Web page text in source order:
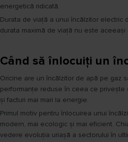
energetică ridicată.
Durata de viață a unui încălzitor electric
durata maximă de viață nu este
Când să înlocuiți un
Oricine are un încălzitor de apă pe gaz
performanțe reduse în ceea ce privește
și facturi mai mari la energie.
Primul motiv pentru înlocuirea unui
modern, mai ecologic și mai eficient.
vedere evoluția uriașă a sectorului în